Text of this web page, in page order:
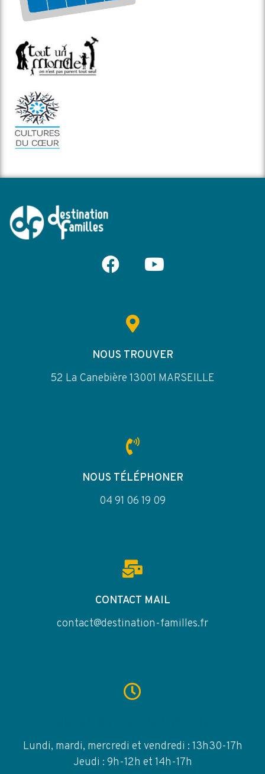
NOUS TROUVER
52 La Canebière 13001 MARSEILLE
NOUS TÉLÉPHONER
04 91 06 19 09
CONTACT MAIL
contact@destination-familles.fr
Lundi, mardi, mercredi et vendredi : 13h30-17h
Jeudi : 9h-12h et 14h-17h